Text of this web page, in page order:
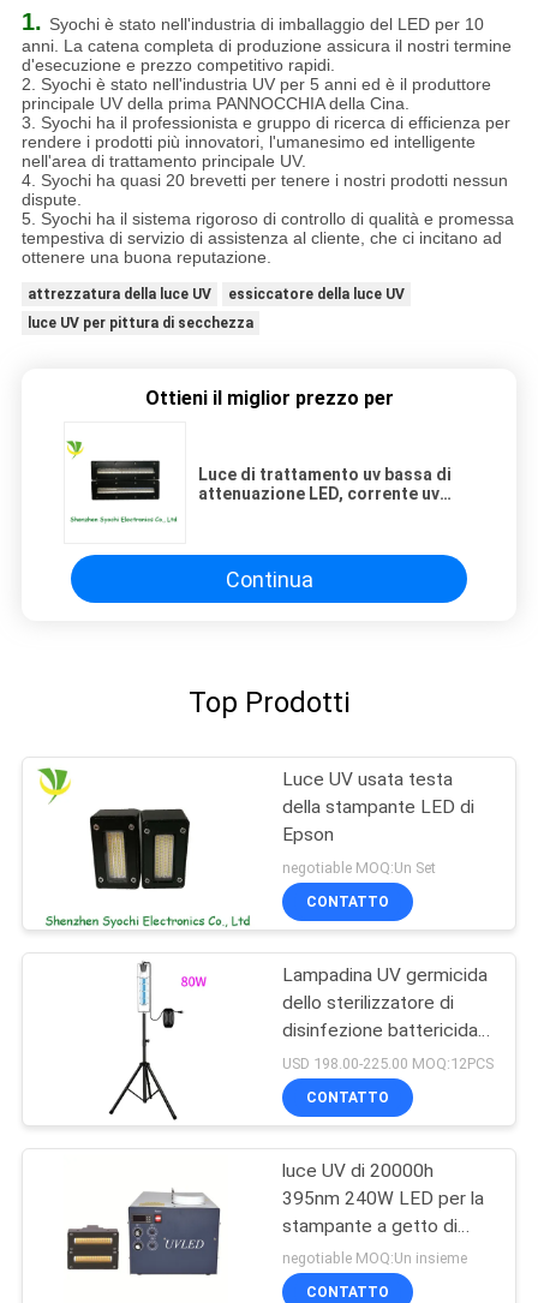
1. Syochi è stato nell'industria di imballaggio del LED per 10
anni. La catena completa di produzione assicura il nostri termine
d'esecuzione e prezzo competitivo rapidi.
2. Syochi è stato nell'industria UV per 5 anni ed è il produttore
principale UV della prima PANNOCCHIA della Cina.
3. Syochi ha il professionista e gruppo di ricerca di efficienza per
rendere i prodotti più innovatori, l'umanesimo ed intelligente
nell'area di trattamento principale UV.
4. Syochi ha quasi 20 brevetti per tenere i nostri prodotti nessun
dispute.
5. Syochi ha il sistema rigoroso di controllo di qualità e promessa
tempestiva di servizio di assistenza al cliente, che ci incitano ad
ottenere una buona reputazione.
attrezzatura della luce UV
essiccatore della luce UV
luce UV per pittura di secchezza
Ottieni il miglior prezzo per
Luce di trattamento uv bassa di
attenuazione LED, corrente uv
in avanti
Continua
Top Prodotti
Luce UV usata testa
della stampante LED di
Epson
negotiable MOQ:Un Set
CONTATTO
Lampadina UV germicida
dello sterilizzatore di
disinfezione battericida
UV-C portatile 254nm di
luce UV
USD 198.00-225.00 MOQ:12PCS
CONTATTO
luce UV di 20000h
395nm 240W LED per la
stampante a getto di
inchiostro Machine
negotiable MOQ:Un insieme
CONTATTO